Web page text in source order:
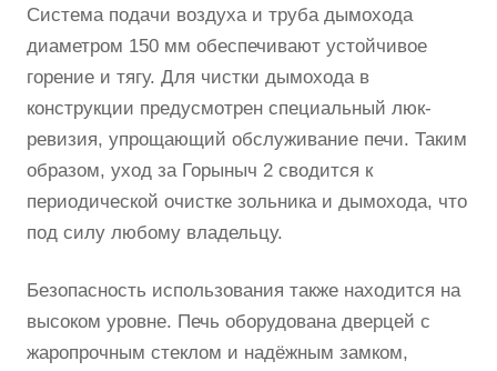
Система подачи воздуха и труба дымохода
диаметром 150 мм обеспечивают устойчивое
горение и тягу. Для чистки дымохода в
конструкции предусмотрен специальный люк-
ревизия, упрощающий обслуживание печи. Таким
образом, уход за Горыныч 2 сводится к
периодической очистке зольника и дымохода, что
под силу любому владельцу.
Безопасность использования также находится на
высоком уровне. Печь оборудована дверцей с
жаропрочным стеклом и надёжным замком,